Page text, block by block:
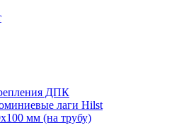
ДПК
лаги Hilst
мм (на трубу)